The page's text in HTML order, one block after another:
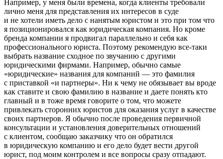
Например, у меня были времена, когда клиенты требовали
лично меня для представления их интересов в суде
и не хотели иметь дело с нанятым юристом и это при том что
я позиционировался как юридическая компания. Но кроме
бренда компании я продвигал параллельно и себя как
профессионального юриста. Поэтому рекомендую все-таки
выбрать название сходное по звучанию с другими
юридическими фирмами. Например, обычно самые
«юридические» названия для компаний — это фамилия
с приставкой «и партнеры». Ни к чему не обязывает вы вроде
как ставите и свою фамилию в название и даете понять кто
главный и в тоже время говорите о том, что можете
привлекать сторонних юристов для оказания услуг в качестве
своих партнеров. Я обычно после проведения первичной
консультации и установления доверительных отношений
с клиентом, сообщаю заказчику что он обратился
в юридическую компанию и его дело будет вести другой
юрист, под моим контролем и все вопросы сразу отпадают.